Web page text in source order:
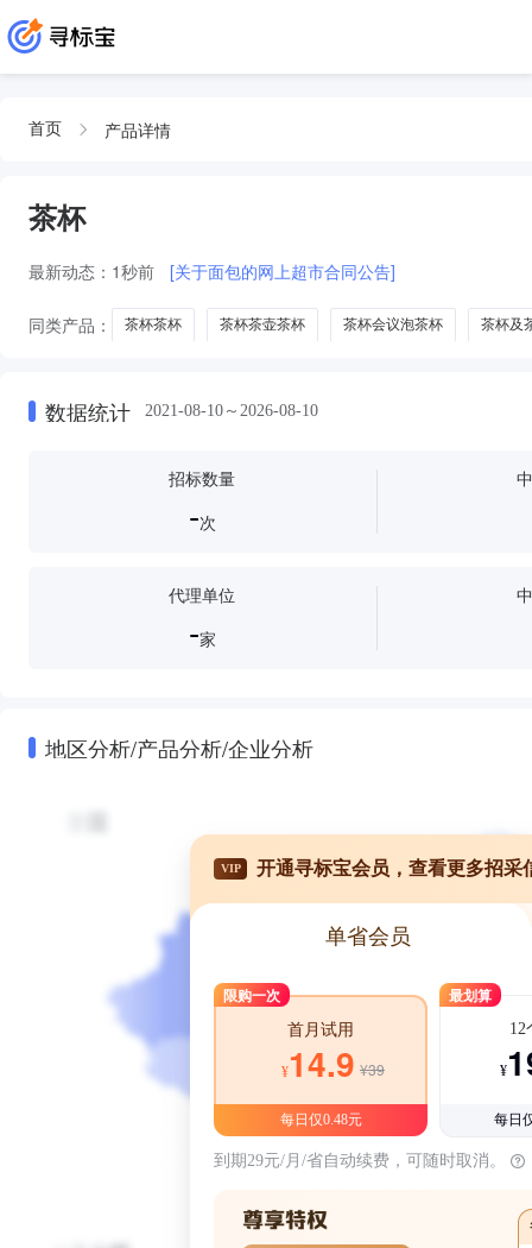
首页 产品详情
茶杯
最新动态： 1秒前 [关于面包的网上超市合同公告]
同类产品： 茶杯茶杯 茶杯茶壶茶杯 茶杯会议泡茶杯 茶杯及
数据统计 2021-08-10～2026-08-10
招标数量
-次
代理单位
-家
地区分析/产品分析/企业分析
VIP 开通寻标宝会员，查看更多招采
单省会员
限购一次
首月试用
¥14.9 ¥39
每日仅0.48元
最划算
12
¥
每日
到期29元/月/省自动续费，可随时取消。